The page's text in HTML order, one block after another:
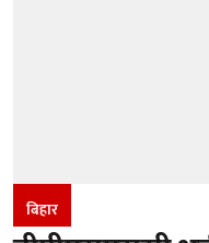
बिहार